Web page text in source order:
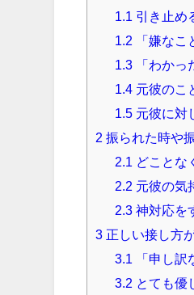
1.1 引き止め
1.2 「嫌なこ
1.3 「わかっ
1.4 元彼のこ
1.5 元彼に対
2 振られた時や
2.1 どことな
2.2 元彼の気
2.3 神対応を
3 正しい接し方
3.1 「申し訳
3.2 とても優